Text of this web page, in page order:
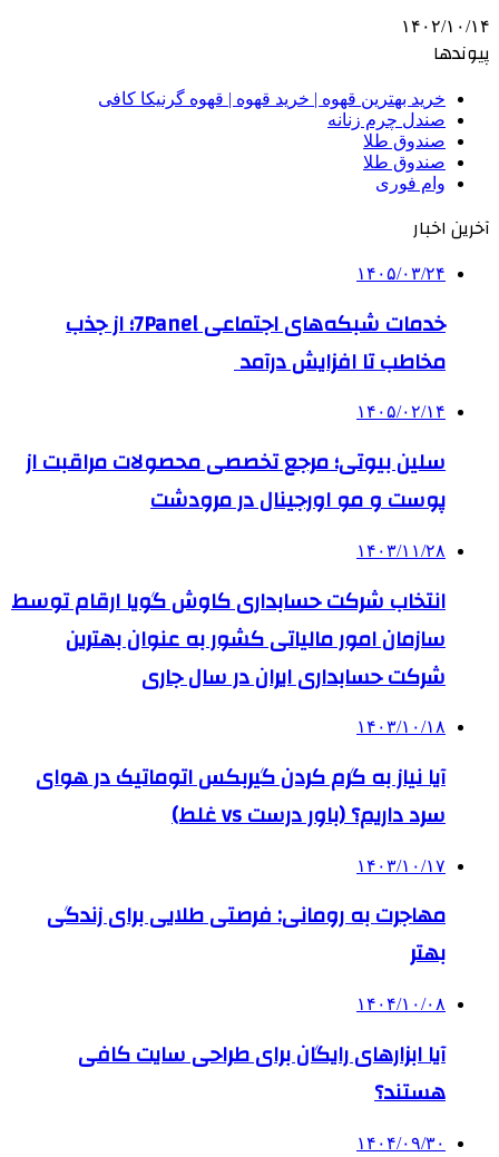
۱۴۰۲/۱۰/۱۴
پیوندها
خرید بهترین قهوه | خرید قهوه | قهوه گرنیکا کافی
صندل چرم زنانه
صندوق طلا
صندوق طلا
وام فوری
آخرین اخبار
۱۴۰۵/۰۳/۲۴
خدمات شبکه‌های اجتماعی 7Panel؛ از جذب
مخاطب تا افزایش درآمد
۱۴۰۵/۰۲/۱۴
سلین بیوتی؛ مرجع تخصصی محصولات مراقبت از
پوست و مو اورجینال در مرودشت
۱۴۰۳/۱۱/۲۸
انتخاب شرکت حسابداری کاوش گویا ارقام توسط
سازمان امور مالیاتی کشور به عنوان بهترین
شرکت حسابداری ایران در سال جاری
۱۴۰۳/۱۰/۱۸
آیا نیاز به گرم کردن گیربکس اتوماتیک در هوای
سرد داریم؟ (باور درست vs غلط)
۱۴۰۳/۱۰/۱۷
مهاجرت به رومانی: فرصتی طلایی برای زندگی
بهتر
۱۴۰۴/۱۰/۰۸
آیا ابزارهای رایگان برای طراحی سایت کافی
هستند؟
۱۴۰۴/۰۹/۳۰